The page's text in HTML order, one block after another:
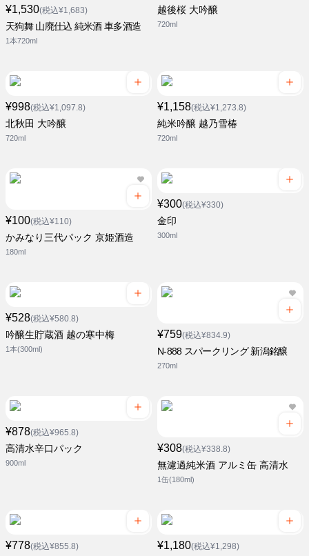
¥1,530(税込¥1,683)
天狗舞 山廃仕込 純米酒 車多酒造
1本720ml
越後桜 大吟醸
720ml
¥998(税込¥1,097.8)
北秋田 大吟醸
720ml
¥1,158(税込¥1,273.8)
純米吟醸 越乃雪椿
720ml
¥100(税込¥110)
かみなり三代パック 京姫酒造
180ml
¥300(税込¥330)
金印
300ml
¥528(税込¥580.8)
吟醸生貯蔵酒 越の寒中梅
1本(300ml)
¥759(税込¥834.9)
N-888 スパークリング 新潟銘醸
270ml
¥878(税込¥965.8)
高清水辛口パック
900ml
¥308(税込¥338.8)
無濾過純米酒 アルミ缶 高清水
1缶(180ml)
¥778(税込¥855.8) ¥1,180(税込¥1,298)